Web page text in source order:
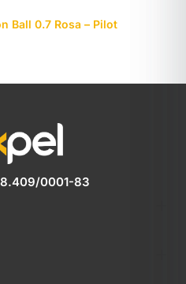
Ball 0.7 Rosa – Pilot
0001-83